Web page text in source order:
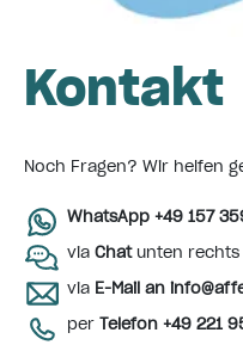
Kontakt
Noch Fragen? Wir helfen
WhatsApp +49 157
viaChatunten rechts
via E-Mail an
perTelefon +49 221